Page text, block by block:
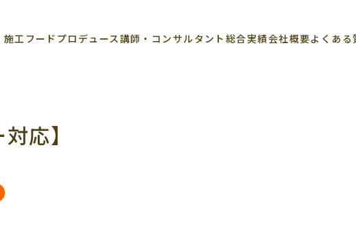
施工 フードプロデュース講師・コンサルタント 総合実績会社概要よくある
応】